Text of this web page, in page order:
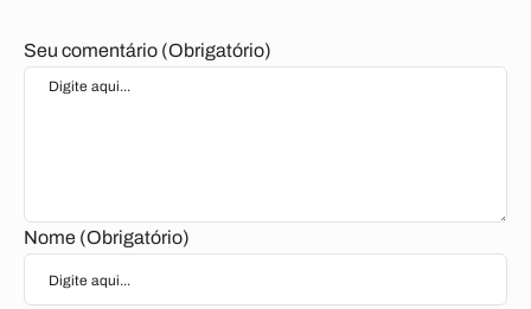
Seu comentário (Obrigatório)
Nome (Obrigatório)